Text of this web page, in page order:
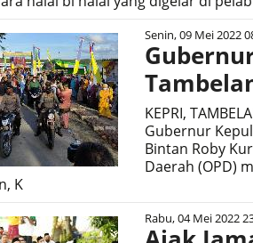
Senin, 09 Mei 2022
KEPRI,
Gubernur
Bintan Roby
Daerah (OPD)
K
Rabu, 04 Mei 2022